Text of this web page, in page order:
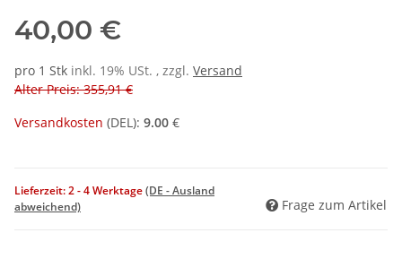
40,00 €
pro 1 Stk inkl. 19% USt. , zzgl. Versand
Alter Preis: 355,91 €
Versandkosten (DEL): 9.00 €
Lieferzeit:2 - 4 Werktage(DE - Ausland
abweichend)
Frage zum Artikel